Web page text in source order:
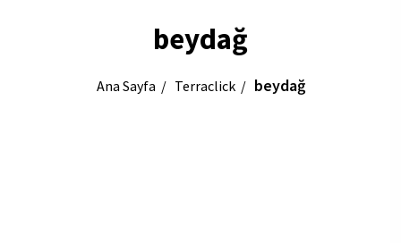
beydağ
Ana Sayfa Terraclick beydağ